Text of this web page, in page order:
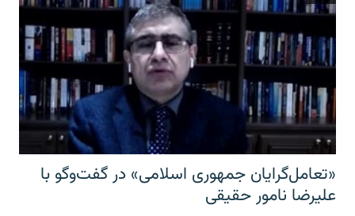
«تعامل‌گرایان جمهوری اسلامی» در گفت‌وگو با
علیرضا نامور حقیقی